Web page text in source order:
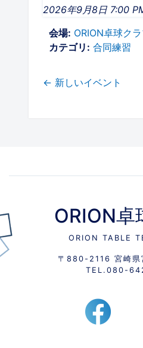
2026年9月8日 7:00
会場: ORION卓球ク
カテゴリ: 合同練習
← 新しいイベント
ORION卓
ORION TABLE
〒880-2116 宮崎県
TEL. 080-